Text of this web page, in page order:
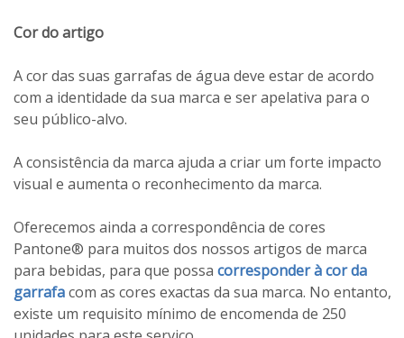
Cor do artigo
A cor das suas garrafas de água deve estar de acordo
com a identidade da sua marca e ser apelativa para o
seu público-alvo.
A consistência da marca ajuda a criar um forte impacto
visual e aumenta o reconhecimento da marca.
Oferecemos ainda a correspondência de cores
Pantone® para muitos dos nossos artigos de marca
para bebidas, para que possa corresponder à cor da
garrafacom as cores exactas da sua marca. No entanto,
existe um requisito mínimo de encomenda de 250